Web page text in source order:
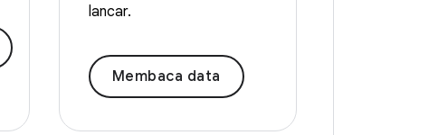
lancar.
Membaca data